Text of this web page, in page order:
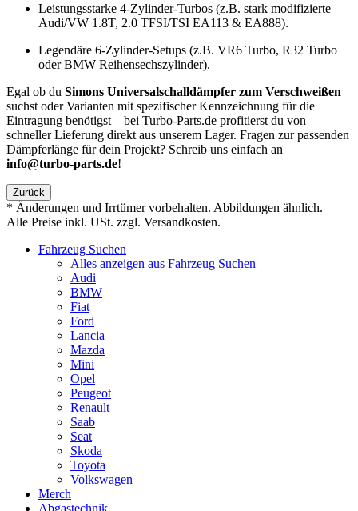
Leistungsstarke 4-Zylinder-Turbos (z.B. stark modifizierte
Audi/VW 1.8T, 2.0 TFSI/TSI EA113 & EA888).
Legendäre 6-Zylinder-Setups (z.B. VR6 Turbo, R32 Turbo
oder BMW Reihensechszylinder).
Egal ob du Simons Universalschalldämpfer zum Verschweißen
suchst oder Varianten mit spezifischer Kennzeichnung für die
Eintragung benötigst – bei Turbo-Parts.de profitierst du von
schneller Lieferung direkt aus unserem Lager. Fragen zur passenden
Dämpferlänge für dein Projekt? Schreib uns einfach an
info@turbo-parts.de!
Zurück
* Änderungen und Irrtümer vorbehalten. Abbildungen ähnlich.
Alle Preise inkl. USt. zzgl. Versandkosten.
Fahrzeug Suchen
Alles anzeigen aus Fahrzeug Suchen
Audi
BMW
Fiat
Ford
Lancia
Mazda
Mini
Opel
Peugeot
Renault
Saab
Seat
Skoda
Toyota
Volkswagen
Merch
Abgastechnik